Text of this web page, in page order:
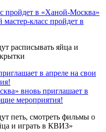
класс пройдет в
расписывать яйца и
вновь приглашает в
мероприятия!
петь, смотреть фильмы о
и играть в КВИЗ»